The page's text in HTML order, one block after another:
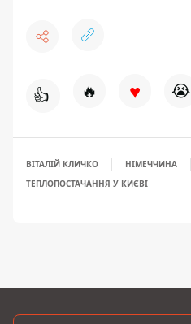
👍 🔥 ♥ 😭
ВІТАЛІЙ КЛИЧКО НІМЕЧЧИНА
ТЕПЛОПОСТАЧАННЯ У КИЄВІ